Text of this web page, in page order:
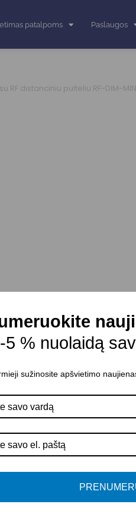
patalpoms Paslaugos
RF distanciniu pulteliu RF-DIM-
-5 % nuolaidą
sužinosite apšvietimo